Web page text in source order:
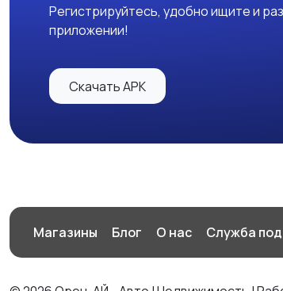
Регистрируйтесь, удобно ищите и
приложении!
Скачать APK
Магазины Блог О нас Служба